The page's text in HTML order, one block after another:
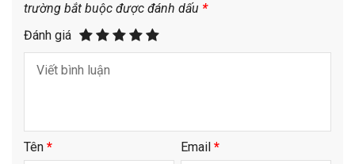
trường bắt buộc được đánh dấu *
Đánh giá
Tên * Email *